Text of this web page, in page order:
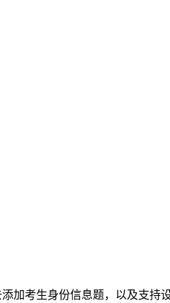
加考生身份信息题，以及支